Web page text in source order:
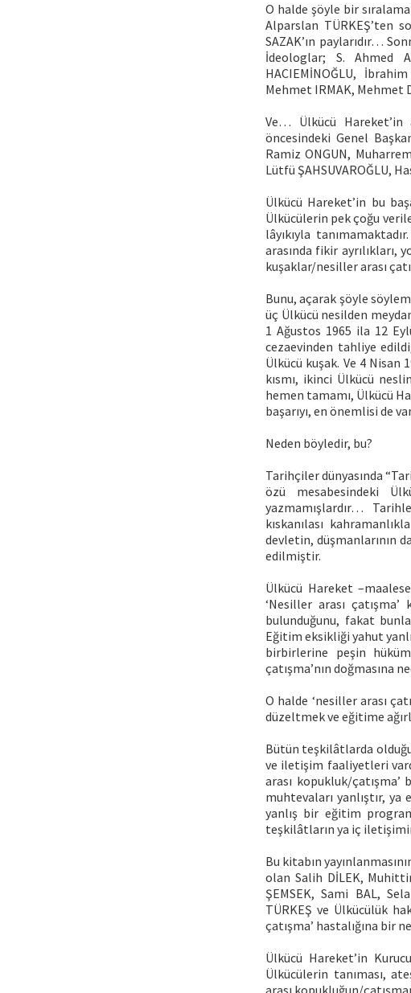
O halde şöyle bir
Alparslan TÜRKEŞ’ten
SAZAK’ın paylarıdır…
İdeologlar; S. Ahmed
HACIEMİNOĞLU,
Mehmet IRMAK, Mehmet
Ve… Ülkücü Hareket’in
öncesindeki Genel
Ramiz ONGUN,
Lütfü ŞAHSUVAROĞLU,
Ülkücü Hareket’in bu
Ülkücülerin pek çoğu
lâyıkıyla
arasında fikir ayrılıkları,
kuşaklar/nesiller arası
Bunu, açarak şöyle
üç Ülkücü nesilden
1 Ağustos 1965 ila 12
cezaevinden tahliye
Ülkücü kuşak. Ve 4 Nisan
kısmı, ikinci Ülkücü
hemen tamamı, Ülkücü
başarıyı, en önemlisi de
Neden böyledir, bu?
Tarihçiler dünyasında
özü mesabesindeki
yazmamışlardır…
kıskanılası
devletin, düşmanlarının
edilmiştir.
Ülkücü Hareket
‘Nesiller arası
bulunduğunu, fakat
Eğitim eksikliği yahut
birbirlerine peşin
çatışma’nın doğmasına
O halde ‘nesiller arası
düzeltmek ve eğitime
Bütün teşkilâtlarda
ve iletişim faaliyetleri
arası kopukluk/
muhtevaları yanlıştır,
yanlış bir eğitim
teşkilâtların ya iç
Bu kitabın
olan Salih DİLEK,
ŞEMSEK, Sami BAL,
TÜRKEŞ ve Ülkücülük
çatışma’ hastalığına bir
Ülkücü Hareket’in
Ülkücülerin tanıması,